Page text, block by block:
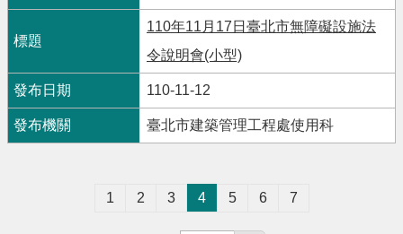
110年11月17日臺北市無障礙設施法
令說明會(小型)
110-11-12
臺北市建築管理工程處使用科
1 2 3 4 5 6 7